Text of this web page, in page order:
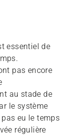
essentiel de
pas encore
au stade de
le système
eu le temps
régulière